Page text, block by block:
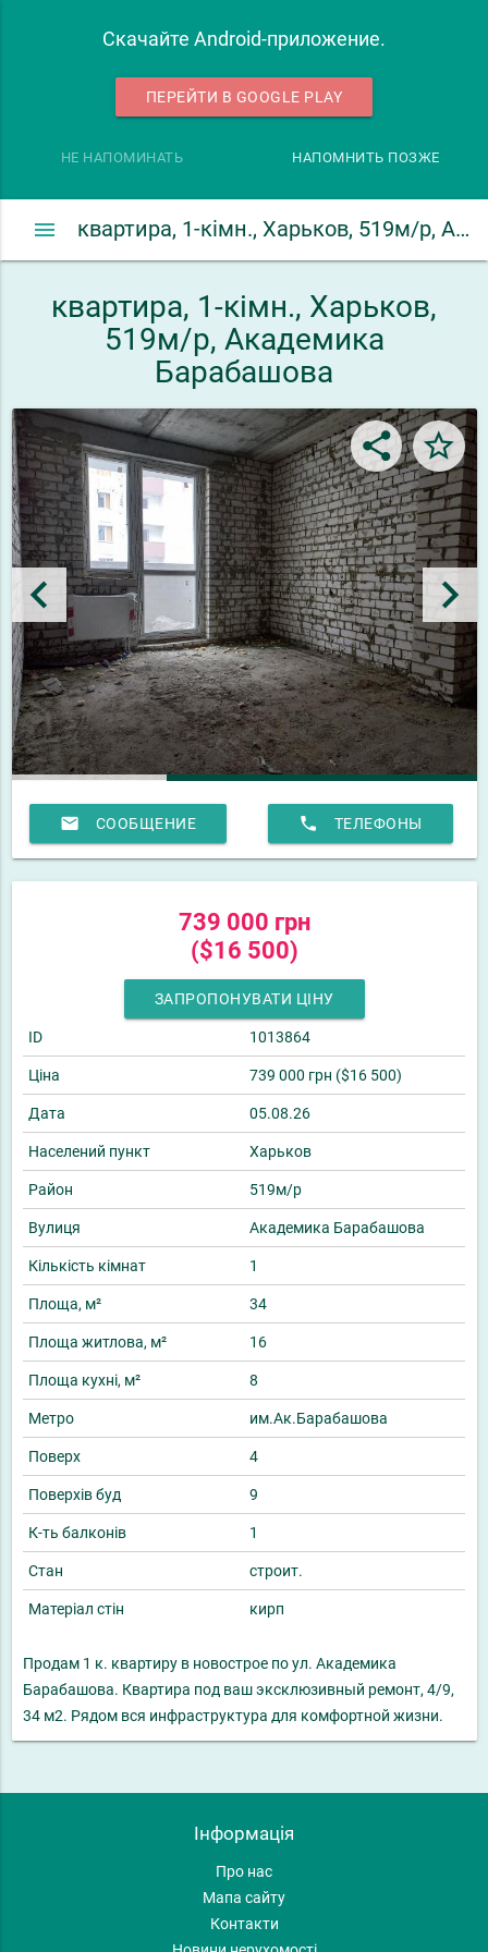
Скачайте Android-приложение.
ПЕРЕЙТИ В GOOGLE PLAY
НЕ НАПОМИНАТЬ НАПОМНИТЬ ПОЗЖЕ
квартира, 1-кімн., Харьков, 519м/р, Академика Барабашова
menu
квартира, 1-кімн., Харьков,
519м/р, Академика
Барабашова
share star_border
keyboard_arrow_left keyboard_arrow_right
email СООБЩЕНИЕ phone ТЕЛЕФОНЫ
739 000 грн
($16 500)
ЗАПРОПОНУВАТИ ЦІНУ
ID 1013864
Ціна 739 000 грн ($16 500)
Дата 05.08.26
Населений пункт Харьков
Район 519м/р
Вулиця Академика Барабашова
Кількість кімнат 1
Площа, м² 34
Площа житлова, м² 16
Площа кухні, м² 8
Метро им.Ак.Барабашова
Поверх 4
Поверхів буд 9
К-ть балконів 1
Стан строит.
Матеріал стін кирп
Продам 1 к. квартиру в новострое по ул. Академика
Барабашова. Квартира под ваш эксклюзивный ремонт, 4/9,
34 м2. Рядом вся инфраструктура для комфортной жизни.
Інформація
Про нас
Мапа сайту
Контакти